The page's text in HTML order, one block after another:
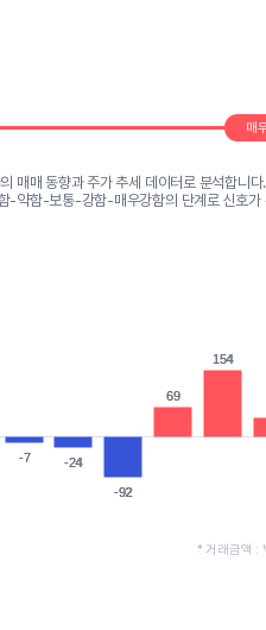
매
매매 동향과 주가 추세 데이터로 분석합니다.
-약함-보통-강함-매우강함의 단계로 신호가
-7
-7 -24
-24
-92
-92
69
69
154
154
* 거래금액 :